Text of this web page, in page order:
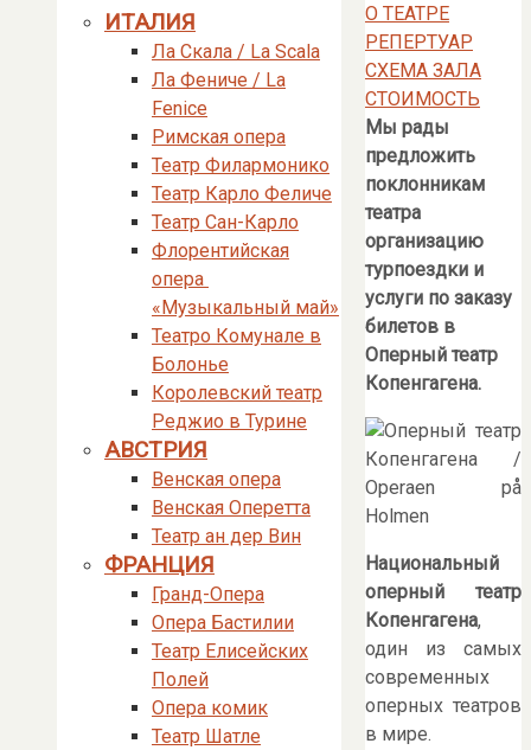
О ТЕАТРЕ
РЕПЕРТУАР
СХЕМА ЗАЛА
СТОИМОСТЬ
Мы рады
предложить
поклонникам
театра
организацию
турпоездки и
услуги по заказу
билетов в
Оперный театр
Копенгагена.
Национальный
оперный театр
Копенгагена,
один из самых
современных
оперных театров
в мире.
ИТАЛИЯ
Ла Скала / La Scala
Ла Фениче / La
Fenice
Римская опера
Театр Филармонико
Театр Карло Феличе
Театр Сан-Карло
Флорентийская
опера
«Музыкальный май»
Театро Комунале в
Болонье
Королевский театр
Реджио в Турине
АВСТРИЯ
Венская опера
Венская Оперетта
Театр ан дер Вин
ФРАНЦИЯ
Гранд-Опера
Опера Бастилии
Театр Елисейских
Полей
Опера комик
Театр Шатле